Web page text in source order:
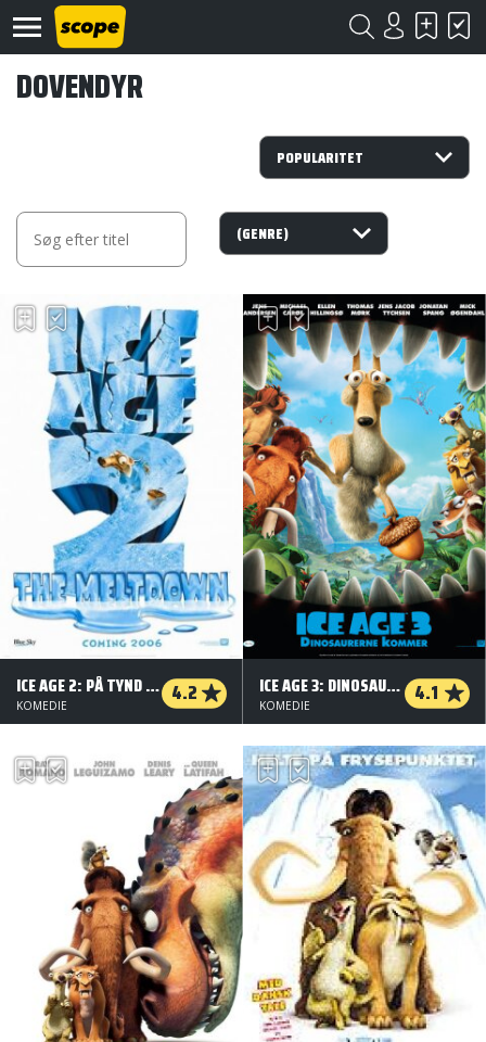
Scope
Kontakt
©
Scope
2020
DOVENDYR
ICE AGE 2: PÅ TYND IS (ORG. VERSION) 4.2
KOMEDIE
ICE AGE 3: DINOSAURERNE KOMMER 4.1
KOMEDIE